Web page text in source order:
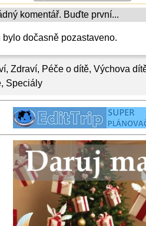
, Zdraví, Péče o dítě, Výchova
, Speciály
komentář. Buďte první...
dočasně pozastaveno.